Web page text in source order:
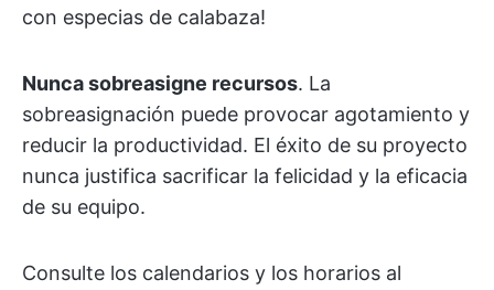
con especias de calabaza!
Nunca sobreasigne recursos. La
sobreasignación puede provocar agotamiento y
reducir la productividad. El éxito de su proyecto
nunca justifica sacrificar la felicidad y la eficacia
de su equipo.
Consulte los calendarios y los horarios al